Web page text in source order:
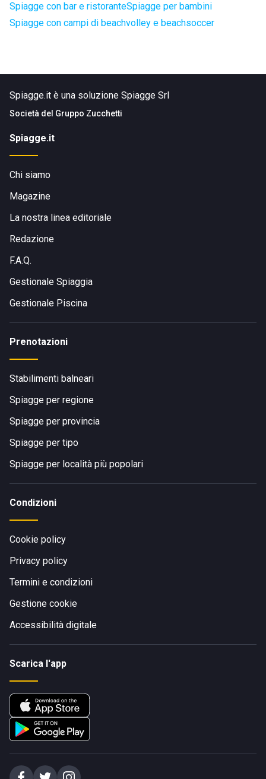
Spiagge con bar e ristoranteSpiagge per bambini
Spiagge con campi di beachvolley e beachsoccer
Spiagge.it è una soluzione Spiagge Srl
Società del Gruppo Zucchetti
Spiagge.it
Chi siamo
Magazine
La nostra linea editoriale
Redazione
F.A.Q.
Gestionale Spiaggia
Gestionale Piscina
Prenotazioni
Stabilimenti balneari
Spiagge per regione
Spiagge per provincia
Spiagge per tipo
Spiagge per località più popolari
Condizioni
Cookie policy
Privacy policy
Termini e condizioni
Gestione cookie
Accessibilità digitale
Scarica l'app